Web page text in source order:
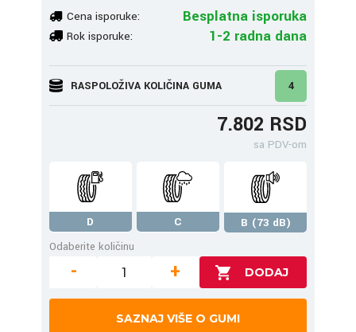
Cena isporuke: Besplatna isporuka
Rok isporuke: 1-2 radna dana
RASPOLOŽIVA KOLIČINA GUMA 4
7.802 RSD
sa PDV-om
D C
B (73 dB)
Odaberite količinu
- +
SAZNAJ VIŠE O GUMI